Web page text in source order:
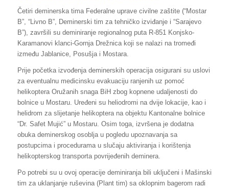
Četiri deminerska tima Federalne uprave civilne zaštite (“Mostar
B”, “Livno B”, Deminerski tim za tehničko izviđanje i “Sarajevo
B”), završili su deminiranje regionalnog puta R-851 Konjsko-
Karamanovi klanci-Gornja Drežnica koji se nalazi na tromeđi
između Jablanice, Posušja i Mostara.
Prije početka izvođenja deminerskih operacija osigurani su uslovi
za eventualnu medicinsku evakuaciju ranjenih uz pomoć
helikoptera Oružanih snaga BiH zbog kopnene udaljenosti do
bolnice u Mostaru. Uređeni su heliodromi na dvije lokacije, kao i
helidrom za slijetanje helikoptera na objektu Kantonalne bolnice
“Dr. Safet Mujić” u Mostaru. Osim toga, izvršena je dodatna
obuka deminerskog osoblja u pogledu upoznavanja sa
postupcima i procedurama u slučaju aktiviranja i korištenja
helikopterskog transporta povrijeđenih deminera.
Po potrebi su u ovoj operacije deminiranja bili uključeni i Mašinski
tim za uklanjanje ruševina (Plant tim) sa oklopnim bagerom radi